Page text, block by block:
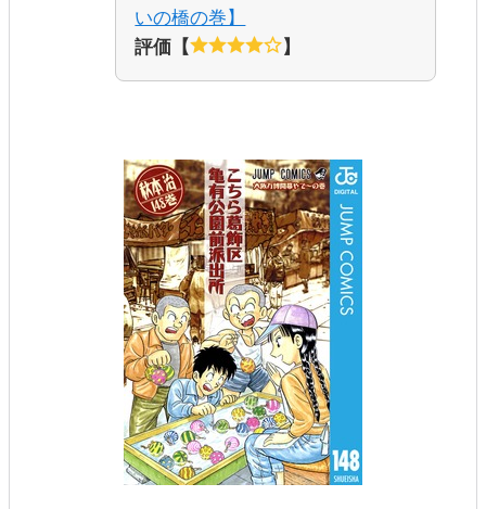
いの橋の巻】
評価【
】